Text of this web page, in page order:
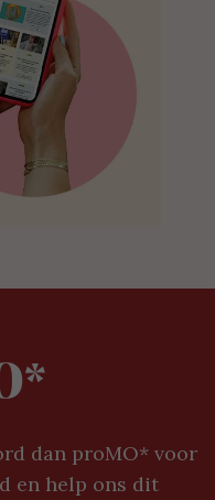
dan proMO* voor
en help ons dit